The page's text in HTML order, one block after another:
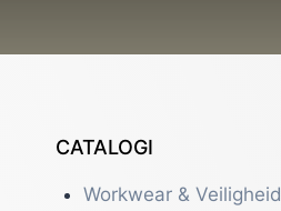
CATALOGI
Workwear & Veiligheid